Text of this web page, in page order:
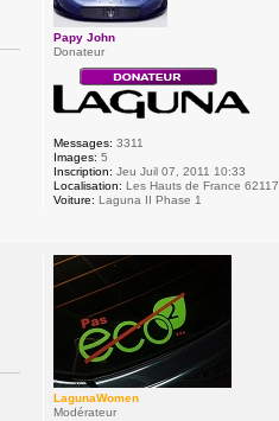
Papy John
Donateur
Messages: 3311
Images: 5
Inscription: Jeu Juil 07, 2011 10:33
Localisation: Les Hauts de France 62117
Voiture: Laguna II Phase 1
LagunaWomen
Modérateur